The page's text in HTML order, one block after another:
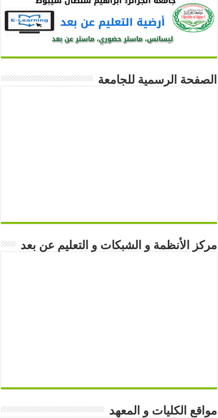
الصفحة الرسمية للجامعة
مركز الأنظمة و الشبكات و التعليم عن بعد
مواقع الكليات و المعهد